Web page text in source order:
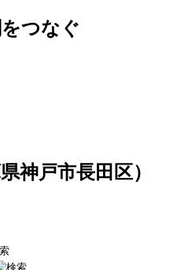
つなぐ
神戸市長田区）